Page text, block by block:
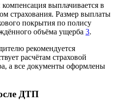
выплачивается в
страхования. Размер выплаты
покрытия по полису
объёма ущерба 3.
рекомендуется
расчётам страховой
а все документы оформлены
ДТП